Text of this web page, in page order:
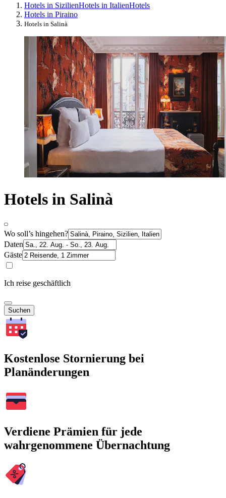
Hotels in SizilienHotels in ItalienHotels
Hotels in Piraino
Hotels in Salinà
Hotels in Salinà
Wo soll’s hingehen?
Daten
Gäste
Ich reise geschäftlich
Suchen
Kostenlose Stornierung bei
Planänderungen
Verdiene Prämien für jede
wahrgenommene Übernachtung